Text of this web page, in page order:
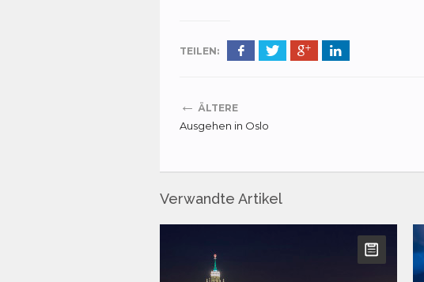
TEILEN:
← ÄLTERE
Ausgehen in Oslo
Verwandte Artikel